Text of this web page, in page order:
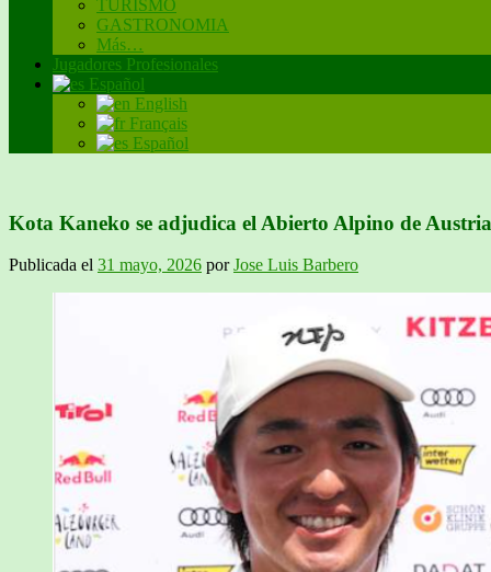
TURISMO
GASTRONOMIA
Más…
Jugadores Profesionales
Español
English
Français
Español
Kota Kaneko se adjudica el Abierto Alpino de
Publicada el 31 mayo, 2026 porJose Luis Barbero